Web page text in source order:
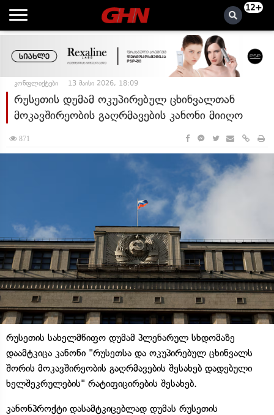
12+
კონფლიქტები 13 მაისი 2026, 18:09
რუსეთის დუმამ ოკუპირებულ ცხინვალთან
მოკავშირეობის გაღრმავების კანონი მიიღო
871
რუსეთის სახელმწიფო დუმამ პლენარულ სხდომაზე
დაამტკიცა კანონი "რუსეთსა და ოკუპირებულ ცხინვალს
შორის მოკავშირეობის გაღრმავების შესახებ დადებული
ხელშეკრულების" რატიფიცირების შესახებ.
კანონპროქტი დასამტკიცებლად დუმას რუსეთის